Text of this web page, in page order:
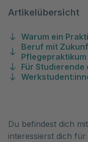
Artikelübersicht
Warum ein
Beruf mit
Für Studierende
Du befindest dich
interessierst dich für